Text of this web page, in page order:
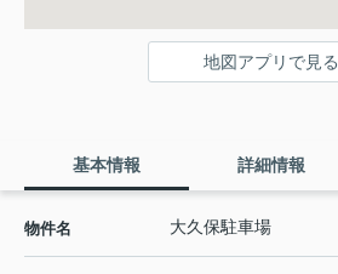
地図アプリで見る
基本情報 詳細情報
物件名 大久保駐車場